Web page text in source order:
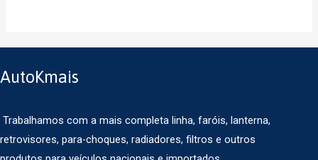
AutoKmais
Trabalhamos com a mais completa linha, faróis, lanterna,
retrovisores, para-choques, radiadores, filtros e outros